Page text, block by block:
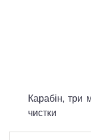
Карабін, три
чистки